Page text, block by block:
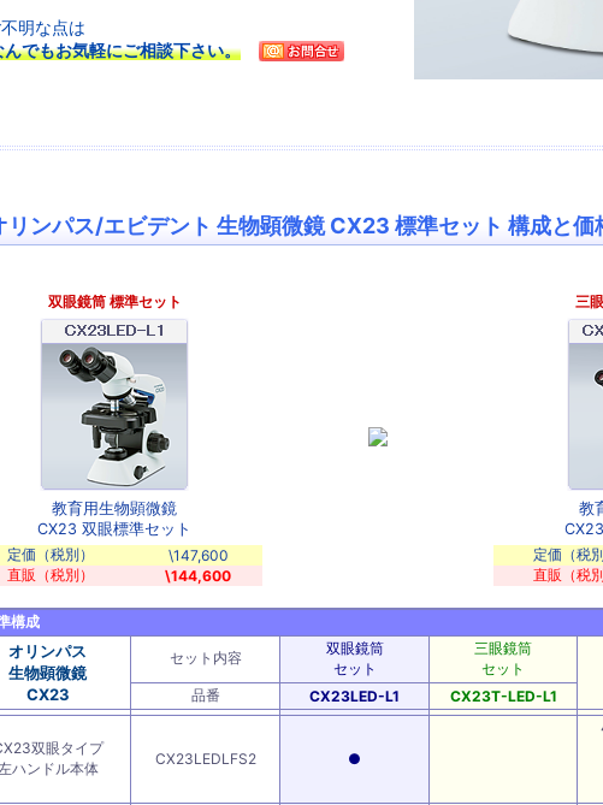
明な点は
んでもお気軽にご相談下さい。
リンパス/エビデント 生物顕微鏡 CX23 標準セット 構成と価
双眼鏡筒 標準セット 三
教育用生物顕微鏡
CX23 双眼標準セット
教
定価（税別）
\147,600
直販（税別）
\144,600
定価（税別
直販（税別
構成
オリンパス
生物顕微鏡
CX23
セット内容
双眼鏡筒
セット
三眼鏡筒
セット
品番
CX23LED-L1 CX23T-LED-L1
双眼タイプ
ハンドル本体
CX23LEDLFS2 ●